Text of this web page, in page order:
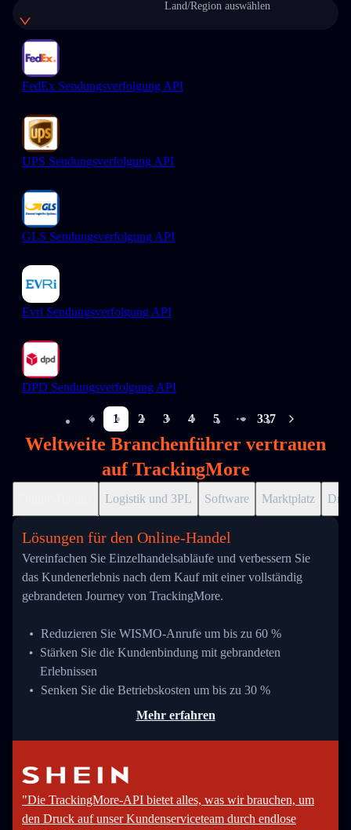
Land/Region auswählen
FedEx Sendungsverfolgung API
UPS Sendungsverfolgung API
GLS Sendungsverfolgung API
Evri Sendungsverfolgung API
DPD Sendungsverfolgung API
1 2 3 4 5
More pages
337
Weltweite Branchenführer vertrauen
auf TrackingMore
Logistik und 3PL Software Marktplatz
Lösungen für den Online-Handel
Vereinfachen Sie Einzelhandelsabläufe und verbessern Sie
das Kundenerlebnis nach dem Kauf mit einer vollständig
gebrandeten Journey von TrackingMore.
Reduzieren Sie WISMO-Anrufe um bis zu 60 %
Stärken Sie die Kundenbindung mit gebrandeten
Erlebnissen
Senken Sie die Betriebskosten um bis zu 30 %
Mehr erfahren
"Die TrackingMore-API bietet alles, was wir brauchen, um
den Druck auf unser Kundenserviceteam durch endlose